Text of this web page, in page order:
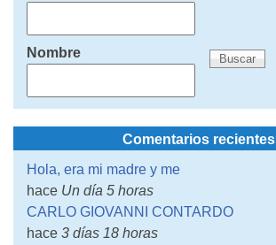
Nombre
Comentarios recientes
Hola, era mi madre y me
hace Un día 5 horas
CARLO GIOVANNI CONTARDO
hace 3 días 18 horas